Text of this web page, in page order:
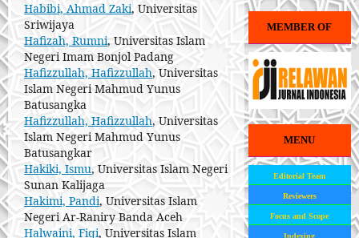
Habibi, Ahmad Zaki, Universitas
Sriwijaya
Hafizah, Rumni, Universitas Islam
Negeri Imam Bonjol Padang
Hafizzullah, Hafizzullah, Universitas
Islam Negeri Mahmud Yunus
Batusangka
Hafizzullah, Hafizzullah, Universitas
Islam Negeri Mahmud Yunus
Batusangkar
Hakiki, Ismu, Universitas Islam Negeri
Sunan Kalijaga
Hakimi, Pandi, Universitas Islam
Negeri Ar-Raniry Banda Aceh
Halwaini, Fiqi, Universitas Islam
MEMBER OF
MENU
Editorial Team
Reviewers
Focus and Scope
Indexing